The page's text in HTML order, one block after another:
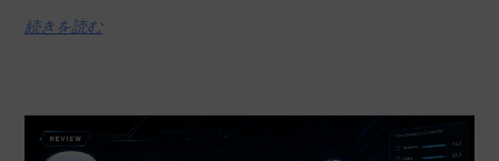
続きを読む